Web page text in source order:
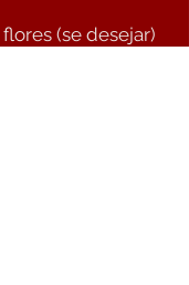
(se desejar)